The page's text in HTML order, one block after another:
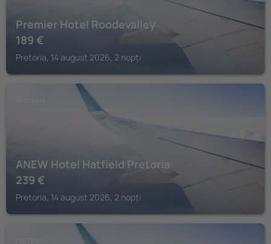
Premier Hotel Roodevalley
189 €
Pretoria, 14 august 2026, 2 nopți
ANEW Hotel Hatfield Pretoria
239 €
Pretoria, 14 august 2026, 2 nopți